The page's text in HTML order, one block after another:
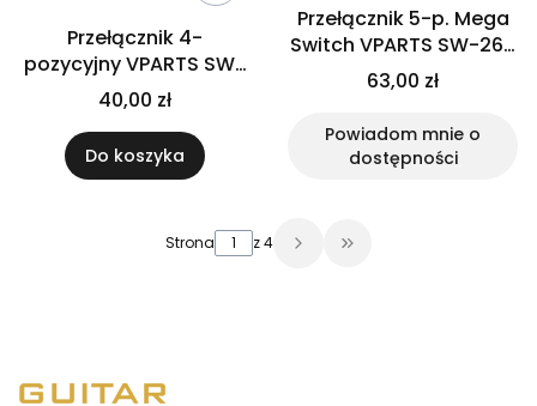
Przełącznik 4-
pozycyjny VPARTS SW-
224T (BK)
40,00 zł
Do koszyka
Przełącznik 5-p. Mega
Switch VPARTS SW-260
(IV)
63,00 zł
Powiadom mnie o
dostępności
Strona z 4 Przejdź do ostatniej